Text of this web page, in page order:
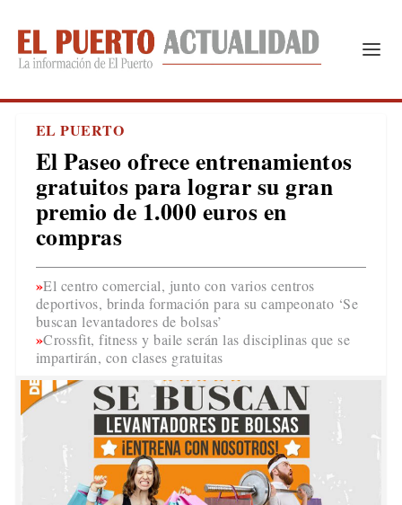
EL PUERTO
El Paseo ofrece entrenamientos
gratuitos para lograr su gran
premio de 1.000 euros en
compras
El centro comercial, junto con varios centros
deportivos, brinda formación para su campeonato ‘Se
buscan levantadores de bolsas’
Crossfit, fitness y baile serán las disciplinas que se
impartirán, con clases gratuitas